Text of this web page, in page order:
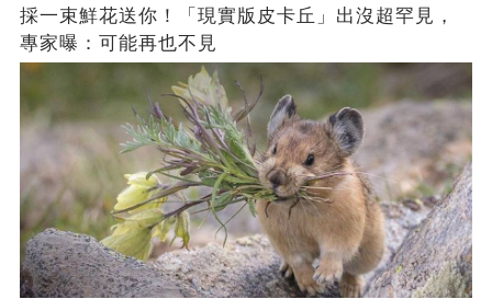
採一束鮮花送你！「現實版皮卡丘」出沒超罕見，
專家曝：可能再也不見